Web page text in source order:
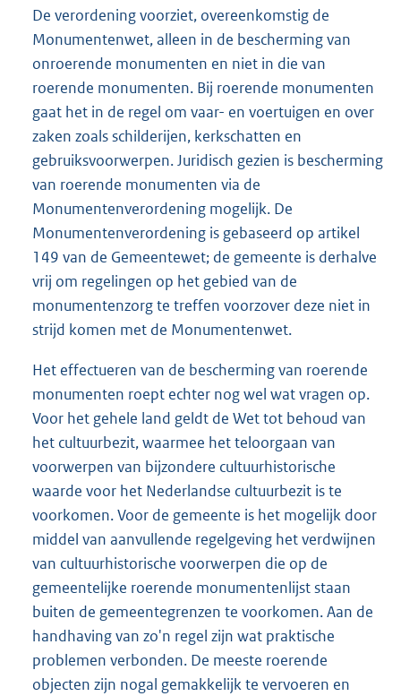
De verordening voorziet, overeenkomstig de
Monumentenwet, alleen in de bescherming van
onroerende monumenten en niet in die van
roerende monumenten. Bij roerende monumenten
gaat het in de regel om vaar- en voertuigen en over
zaken zoals schilderijen, kerkschatten en
gebruiksvoorwerpen. Juridisch gezien is bescherming
van roerende monumenten via de
Monumentenverordening mogelijk. De
Monumentenverordening is gebaseerd op artikel
149 van de Gemeentewet; de gemeente is derhalve
vrij om regelingen op het gebied van de
monumentenzorg te treffen voorzover deze niet in
strijd komen met de Monumentenwet.
Het effectueren van de bescherming van roerende
monumenten roept echter nog wel wat vragen op.
Voor het gehele land geldt de Wet tot behoud van
het cultuurbezit, waarmee het teloorgaan van
voorwerpen van bijzondere cultuurhistorische
waarde voor het Nederlandse cultuurbezit is te
voorkomen. Voor de gemeente is het mogelijk door
middel van aanvullende regelgeving het verdwijnen
van cultuurhistorische voorwerpen die op de
gemeentelijke roerende monumentenlijst staan
buiten de gemeentegrenzen te voorkomen. Aan de
handhaving van zo'n regel zijn wat praktische
problemen verbonden. De meeste roerende
objecten zijn nogal gemakkelijk te vervoeren en